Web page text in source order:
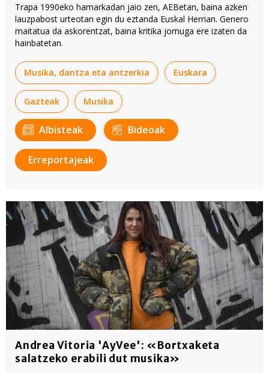
Trapa 1990eko hamarkadan jaio zen, AEBetan, baina azken
lauzpabost urteotan egin du eztanda Euskal Herrian. Genero
maitatua da askorentzat, baina kritika jomuga ere izaten da
hainbatetan.
Musika, dantza eta antzerkia Euskara
Gazteak Musika
Albisteak Bideoak
Erreportajeak
Andrea Vitoria 'AyVee': «Bortxaketa
salatzeko erabili dut musika»